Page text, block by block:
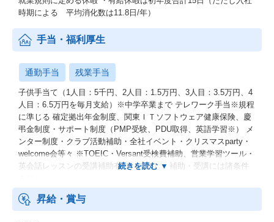
時期による 平均消化数は11.8日/年）
手当・福利厚生
通勤手当 残業手当
子供手当て（1人目：5千円、2人目：1.5万円、3人目：3.5万円、4
人目：6.5万円を毎月支給）※中学卒業まで テレワーク手当※規程
に準じる 確定拠出年金制度、関東ＩＴソフトウェア健康保険、慶
弔金制度・サポート制度（PMP受験、PDU取得、英語学習※） メ
ンター制度・クラブ活動補助・全社イベント・クリスマスparty・
welcome会等々 ※TOEIC・Versant受検費補助、営業学習ツール・
英会話レッスンの受講補助有り（ただし、補助・受講には諸条件
昇給・賞与